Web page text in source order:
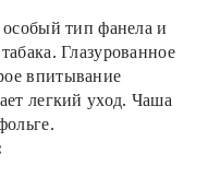
тип фанела и
Глазурованное
впитывание
легкий уход. Чаша